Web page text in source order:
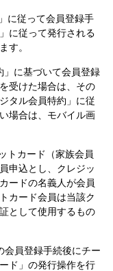
に従って会員登録手
に従って発行される
す。
」に基づいて会員登録
受けた場合は、その
タル会員特約」に従
場合は、モバイル画
トカード（家族会員
申込とし、クレジッ
ードの名義人が会員
カード会員は当該ク
として使用するもの
会員登録手続後にチー
ド」の発行操作を行